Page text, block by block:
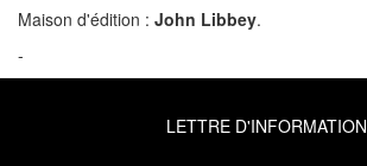
Maison d'édition : John Libbey.
-
LETTRE D'INFORMATION